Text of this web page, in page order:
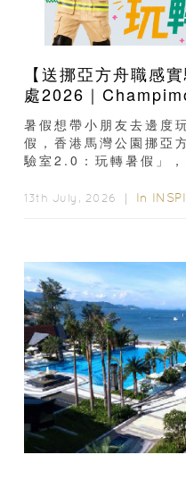
【送挪亞方舟職感
處2026｜
子門票連遊戲代幣
驗六大職業角色 玩
暑假想帶小朋友去邊度
假，香港馬灣公園挪亞
驗室2.0：玩轉暑假」
13th July, 2026 ｜ In